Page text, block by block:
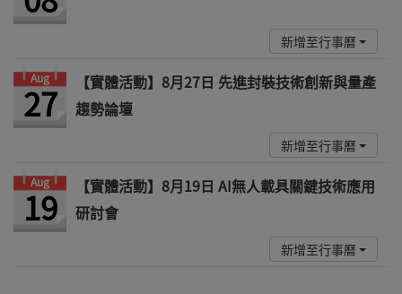
新增至行事曆
Aug
27
【實體活動】8月27日 先進封裝技術創新與量產
趨勢論壇
新增至行事曆
Aug
19
【實體活動】8月19日 AI無人載具關鍵技術應用
研討會
新增至行事曆